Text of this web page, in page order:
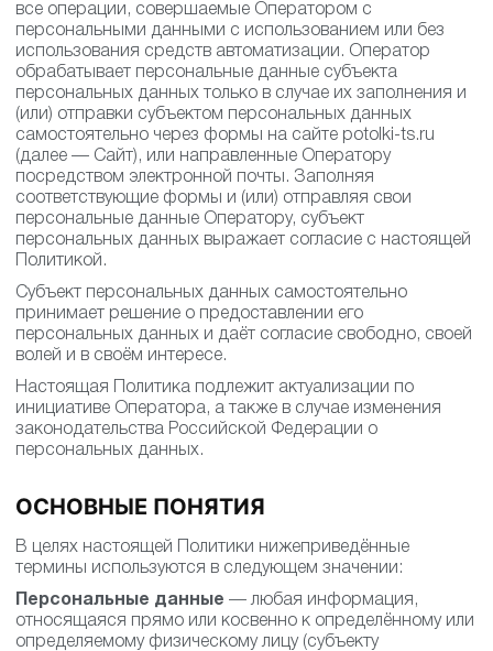
все операции, совершаемые Оператором с
персональными данными с использованием или без
использования средств автоматизации. Оператор
обрабатывает персональные данные субъекта
персональных данных только в случае их заполнения и
(или) отправки субъектом персональных данных
самостоятельно через формы на сайте potolki-ts.ru
(далее — Сайт), или направленные Оператору
посредством электронной почты. Заполняя
соответствующие формы и (или) отправляя свои
персональные данные Оператору, субъект
персональных данных выражает согласие с настоящей
Политикой.
Субъект персональных данных самостоятельно
принимает решение о предоставлении его
персональных данных и даёт согласие свободно, своей
волей и в своём интересе.
Настоящая Политика подлежит актуализации по
инициативе Оператора, а также в случае изменения
законодательства Российской Федерации о
персональных данных.
ОСНОВНЫЕ ПОНЯТИЯ
В целях настоящей Политики нижеприведённые
термины используются в следующем значении:
Персональные данные — любая информация,
относящаяся прямо или косвенно к определённому или
определяемому физическому лицу (субъекту